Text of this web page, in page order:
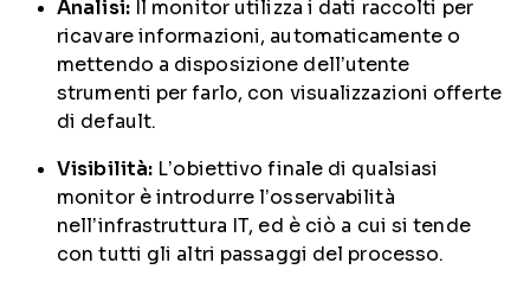
Analisi: Il monitor utilizza i dati raccolti per
ricavare informazioni, automaticamente o
mettendo a disposizione dell’utente
strumenti per farlo, con visualizzazioni offerte
di default.
Visibilità: L’obiettivo finale di qualsiasi
monitor è introdurre l’osservabilità
nell’infrastruttura IT, ed è ciò a cui si tende
con tutti gli altri passaggi del processo.